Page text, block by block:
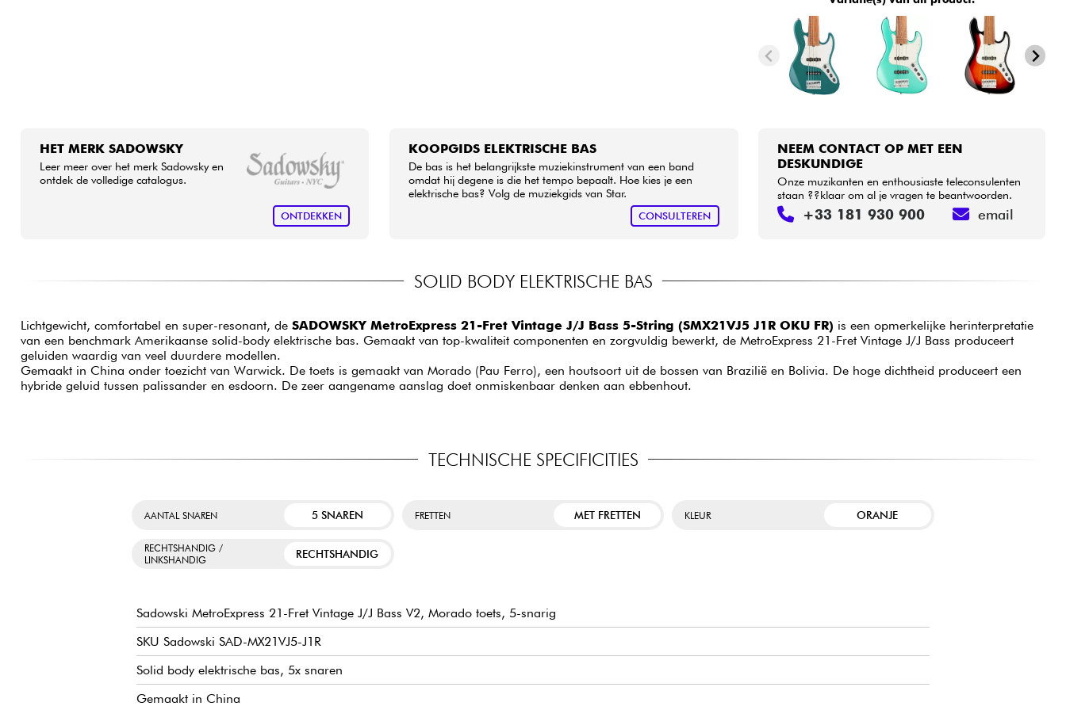
HET MERK SADOWSKY
Leer meer over het merk Sadowsky en
ontdek de volledige catalogus.
ONTDEKKEN
KOOPGIDS ELEKTRISCHE BAS
De bas is het belangrijkste muziekinstrument van een band
omdat hij degene is die het tempo bepaalt. Hoe kies je een
elektrische bas? Volg de muziekgids van Star.
CONSULTEREN
NEEM CONTACT OP MET EEN
DESKUNDIGE
Onze muzikanten en enthousiaste teleconsulenten
staan ??klaar om al je vragen te beantwoorden.
+33 181 930 900 email
SOLID BODY ELEKTRISCHE BAS
Lichtgewicht, comfortabel en super-resonant, de SADOWSKY MetroExpress 21-Fret Vintage J/J Bass 5-String (SMX21VJ5 J1R OKU FR) is een opmerkelijke herinterpretatie
van een benchmark Amerikaanse solid-body elektrische bas. Gemaakt van top-kwaliteit componenten en zorgvuldig bewerkt, de MetroExpress 21-Fret Vintage J/J Bass produceert
geluiden waardig van veel duurdere modellen.
Gemaakt in China onder toezicht van Warwick. De toets is gemaakt van Morado (Pau Ferro), een houtsoort uit de bossen van Brazilië en Bolivia. De hoge dichtheid produceert een
hybride geluid tussen palissander en esdoorn. De zeer aangename aanslag doet onmiskenbaar denken aan ebbenhout.
TECHNISCHE SPECIFICITIES
AANTAL SNAREN 5 SNAREN FRETTEN MET FRETTEN KLEUR ORANJE
RECHTSHANDIG /
LINKSHANDIG
RECHTSHANDIG
Sadowski MetroExpress 21-Fret Vintage J/J Bass V2, Morado toets, 5-snarig
SKU Sadowski SAD-MX21VJ5-J1R
Solid body elektrische bas, 5x snaren
Gemaakt in China